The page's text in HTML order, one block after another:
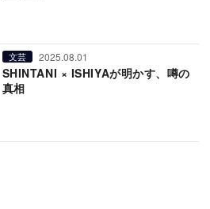
文芸 2025.08.01
SHINTANI × ISHIYAが明かす、噂の
真相